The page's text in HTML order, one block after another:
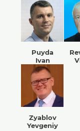
Puyda
Ivan
Zyablov
Yevgeniy